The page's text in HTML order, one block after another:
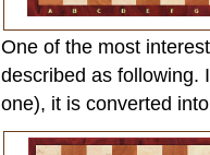
One of the most
described as following.
one), it is converted